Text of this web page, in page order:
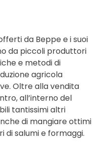
da Beppe e i suoi
da piccoli produttori
e metodi di
agricola
Oltre alla vendita
all’interno del
tantissimi altri
di mangiare ottimi
di salumi e formaggi.